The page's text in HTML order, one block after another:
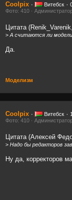
Coolpix · Витебск ·
Фото: 410 ·
Цитата
> А считаются ли
Да.
Моделизм
Coolpix · Витебск ·
Фото: 410 ·
Цитата (Алексей
> Надо бы редакторов
Ну да, корректоров